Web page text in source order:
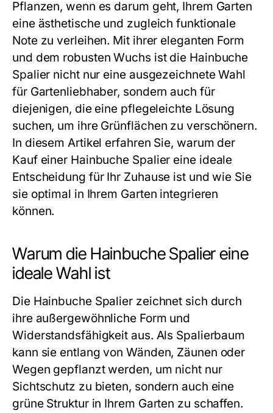
Pflanzen, wenn es darum geht, Ihrem Garten
eine ästhetische und zugleich funktionale
Note zu verleihen. Mit ihrer eleganten Form
und dem robusten Wuchs ist die Hainbuche
Spalier nicht nur eine ausgezeichnete Wahl
für Gartenliebhaber, sondern auch für
diejenigen, die eine pflegeleichte Lösung
suchen, um ihre Grünflächen zu verschönern.
In diesem Artikel erfahren Sie, warum der
Kauf einer Hainbuche Spalier eine ideale
Entscheidung für Ihr Zuhause ist und wie Sie
sie optimal in Ihrem Garten integrieren
können.
Warum die Hainbuche Spalier eine
ideale Wahl ist
Die Hainbuche Spalier zeichnet sich durch
ihre außergewöhnliche Form und
Widerstandsfähigkeit aus. Als Spalierbaum
kann sie entlang von Wänden, Zäunen oder
Wegen gepflanzt werden, um nicht nur
Sichtschutz zu bieten, sondern auch eine
grüne Struktur in Ihrem Garten zu schaffen.